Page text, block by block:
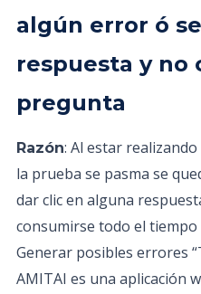
algún error ó
respuesta y no
pregunta
Razón: Al estar
la prueba se pasma se
dar clic en alguna
consumirse todo el
Generar posibles errores
AMITAI es una aplicación